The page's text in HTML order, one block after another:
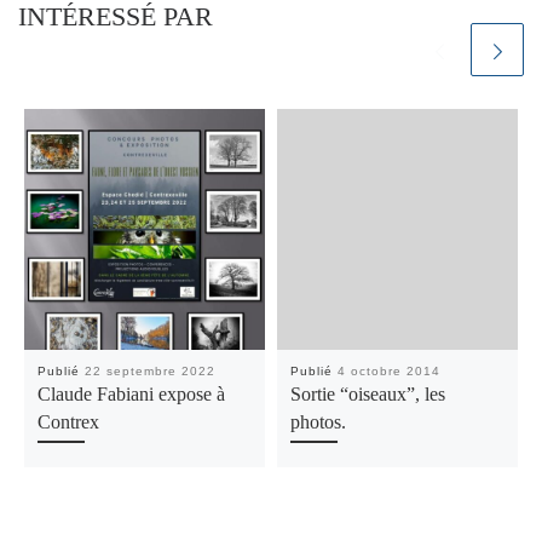
INTÉRESSÉ PAR
Publié22 septembre 2022
Claude Fabiani expose à
Contrex
Publié4 octobre 2014
Sortie “oiseaux”, les
photos.